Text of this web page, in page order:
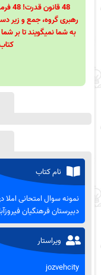
به شما نمیگویند تا بر
نام کتاب
دبیرستان فرهنگیان
ویراستار
jozvehcity